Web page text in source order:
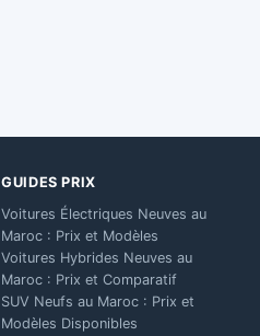
GUIDES PRIX
Voitures Électriques Neuves au
Maroc : Prix et Modèles
Voitures Hybrides Neuves au
Maroc : Prix et Comparatif
SUV Neufs au Maroc : Prix et
Modèles Disponibles